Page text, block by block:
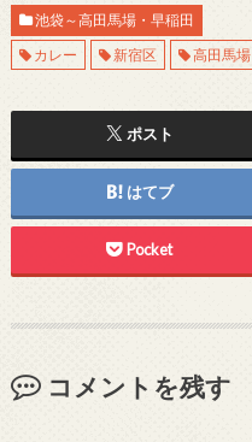
池袋～高田馬場・早稲田
カレー
新宿区 高田馬場
ポスト
はてブ
Pocket
コメントを残す